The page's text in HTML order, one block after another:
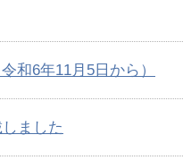
和6年11月5日から）
ました